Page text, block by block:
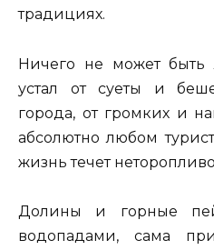
традициях.
Ничего не может быть
устал от суеты и
города, от громких и
абсолютно любом
жизнь течет
Долины и горные
водопадами, сама